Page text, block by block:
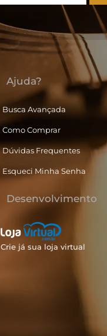
Ajuda?
Busca Avançada
Como Comprar
Dúvidas Frequentes
Esqueci Minha Senha
Desenvolvimento
Crie já sua loja virtual